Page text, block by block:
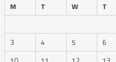
M
T W T
3
4 5 6